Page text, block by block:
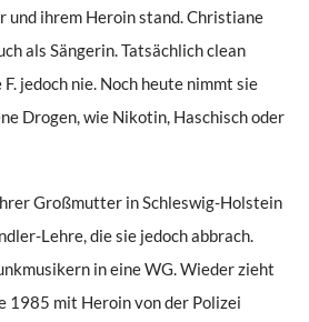
und ihrem Heroin stand. Christiane
als Sängerin. Tatsächlich clean
jedoch nie. Noch heute nimmt sie
Drogen, wie Nikotin, Haschisch oder
Großmutter in Schleswig-Holstein
Lehre, die sie jedoch abbrach.
in eine WG. Wieder zieht
1985 mit Heroin von der Polizei